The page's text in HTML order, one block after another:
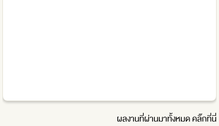
ผลงานที่ผ่านมาทั้งหมดคลิ๊กที่นี่